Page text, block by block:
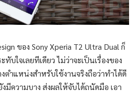
ของ Sony Xperia T2 Ultra Dual ก็
บใจเลยทีเดียว ไม่ว่าจะเป็นเรื่องของ
ตำแหน่งสำหรับใช้งานจริงถือว่าทำได้ดี
งมีความบาง ส่งผลให้จับได้ถนัดมือ เอา